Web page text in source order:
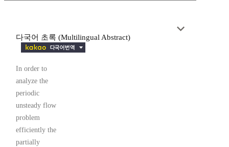
다국어 초록 (Multilingual Abstract)
In order to
analyze the
periodic
unsteady flow
problem
efficiently the
partially